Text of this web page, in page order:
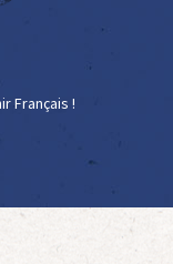
Français !